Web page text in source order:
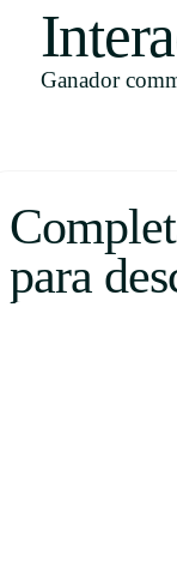
Uruguay
English
Português
Ganador
para